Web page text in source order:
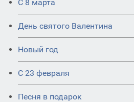
С 8 марта
День святого Валентина
Новый год
С 23 февраля
Песня в подарок